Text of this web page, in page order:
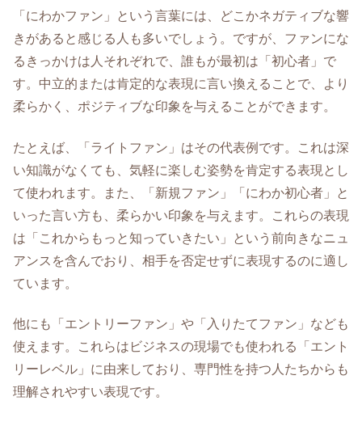
「にわかファン」という言葉には、どこかネガティブな響
きがあると感じる人も多いでしょう。ですが、ファンにな
るきっかけは人それぞれで、誰もが最初は「初心者」で
す。中立的または肯定的な表現に言い換えることで、より
柔らかく、ポジティブな印象を与えることができます。
たとえば、「ライトファン」はその代表例です。これは深
い知識がなくても、気軽に楽しむ姿勢を肯定する表現とし
て使われます。また、「新規ファン」「にわか初心者」と
いった言い方も、柔らかい印象を与えます。これらの表現
は「これからもっと知っていきたい」という前向きなニュ
アンスを含んでおり、相手を否定せずに表現するのに適し
ています。
他にも「エントリーファン」や「入りたてファン」なども
使えます。これらはビジネスの現場でも使われる「エント
リーレベル」に由来しており、専門性を持つ人たちからも
理解されやすい表現です。